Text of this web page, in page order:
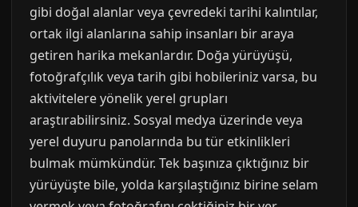
gibi doğal alanlar veya çevredeki tarihi kalıntılar,
ortak ilgi alanlarına sahip insanları bir araya
getiren harika mekanlardır. Doğa yürüyüşü,
fotoğrafçılık veya tarih gibi hobileriniz varsa, bu
aktivitelere yönelik yerel grupları
araştırabilirsiniz. Sosyal medya üzerinde veya
yerel duyuru panolarında bu tür etkinlikleri
bulmak mümkündür. Tek başınıza çıktığınız bir
yürüyüşte bile, yolda karşılaştığınız birine selam